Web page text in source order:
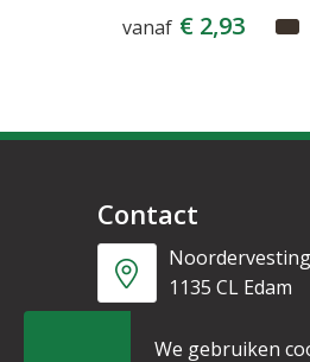
vanaf € 2,93
Contact
1135 CL Edam
+31 6 53328087
We gebruiken